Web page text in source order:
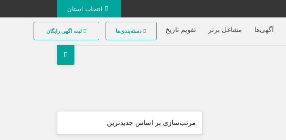
آگهی‌ها مشاغل برتر تقویم تاریخ دسته‌بندی‌ها ثبت اگهی رایگان